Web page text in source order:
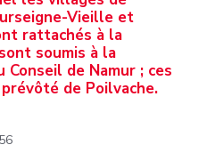
Vieille et
rattachés à la
soumis à la
de Namur ; ces
de Poilvache.